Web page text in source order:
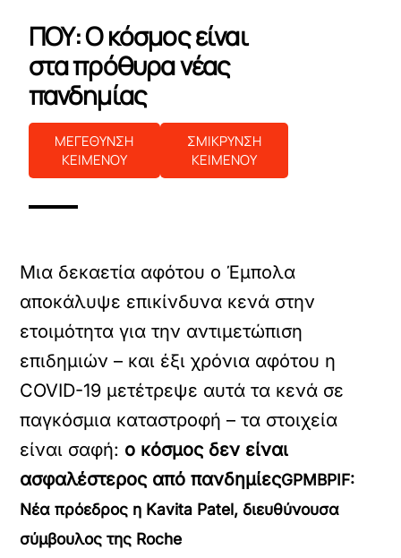
ΠΟΥ: Ο κόσμος είναι
στα πρόθυρα νέας
πανδημίας
ΜΕΓΕΘΥΝΣΗ
ΚΕΙΜΕΝΟΥ
ΣΜΙΚΡΥΝΣΗ
ΚΕΙΜΕΝΟΥ
Μια δεκαετία αφότου ο Έμπολα
αποκάλυψε επικίνδυνα κενά στην
ετοιμότητα για την αντιμετώπιση
επιδημιών – και έξι χρόνια αφότου η
COVID-19 μετέτρεψε αυτά τα κενά σε
παγκόσμια καταστροφή – τα στοιχεία
είναι σαφή: ο κόσμος δεν είναι
ασφαλέστερος από πανδημίεςGPMBPIF:
Νέα πρόεδρος η Kavita Patel, διευθύνουσα
σύμβουλος της Roche